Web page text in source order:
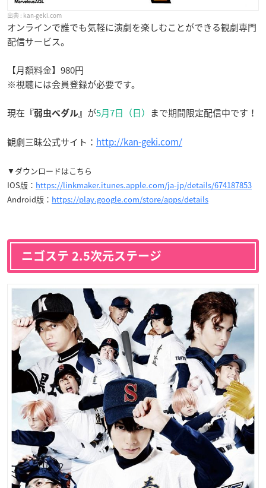
kan-geki.com
オンラインで誰でも気軽に演劇を楽しむことができる観劇専門
配信サービス。
【月額料金】980円
※視聴には会員登録が必要です。
現在 『弱虫ペダル』 が5月7日（日） まで期間限定配信中です！
観劇三昧公式サイト： http://kan-geki.com/
▼ダウンロードはこちら
IOS版： https://linkmaker.itunes.apple.com/ja-jp/details/674187853
Android版： https://play.google.com/store/apps/details
ニゴステ 2.5次元ステージ